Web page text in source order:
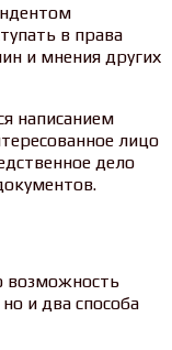
в права
и мнения других
написанием
лицо
дело
возможность
и два способа